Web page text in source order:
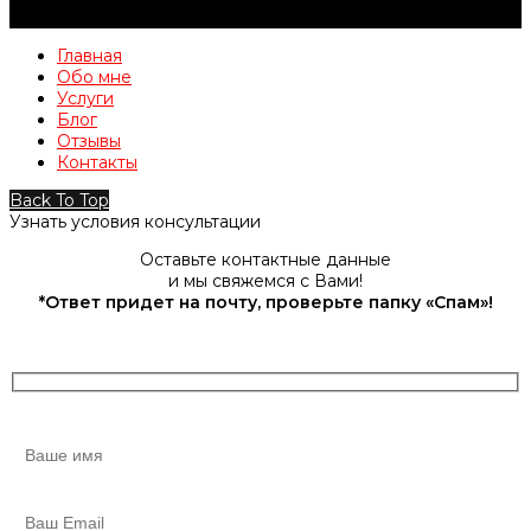
Главная
Обо мне
Услуги
Блог
Отзывы
Контакты
Back To Top
Узнать условия консультации
Оставьте контактные данные
и мы свяжемся с Вами!
*Ответ придет на почту, проверьте папку «Спам»!